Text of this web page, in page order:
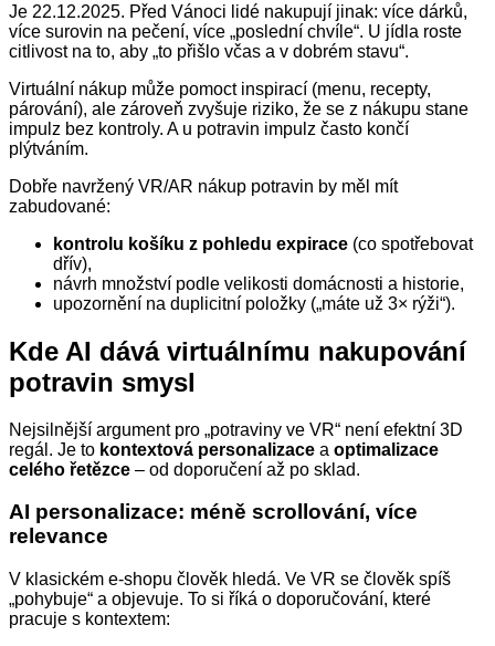
Je 22.12.2025. Před Vánoci lidé nakupují jinak: více dárků,
více surovin na pečení, více „poslední chvíle“. U jídla roste
citlivost na to, aby „to přišlo včas a v dobrém stavu“.
Virtuální nákup může pomoct inspirací (menu, recepty,
párování), ale zároveň zvyšuje riziko, že se z nákupu stane
impulz bez kontroly. A u potravin impulz často končí
plýtváním.
Dobře navržený VR/AR nákup potravin by měl mít
zabudované:
kontrolu košíku z pohledu expirace (co spotřebovat
dřív),
návrh množství podle velikosti domácnosti a historie,
upozornění na duplicitní položky („máte už 3× rýži“).
Kde AI dává virtuálnímu nakupování
potravin smysl
Nejsilnější argument pro „potraviny ve VR“ není efektní 3D
regál. Je to kontextová personalizace a optimalizace
celého řetězce – od doporučení až po sklad.
AI personalizace: méně scrollování, více
relevance
V klasickém e‑shopu člověk hledá. Ve VR se člověk spíš
„pohybuje“ a objevuje. To si říká o doporučování, které
pracuje s kontextem: